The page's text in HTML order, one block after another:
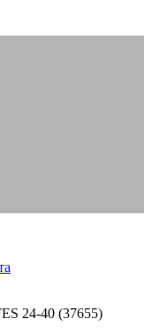
24-40 (37655)